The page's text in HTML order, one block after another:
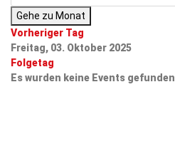
Gehe zu Monat
Vorheriger Tag
Freitag, 03. Oktober 2025
Folgetag
Es wurden keine Events gefunden